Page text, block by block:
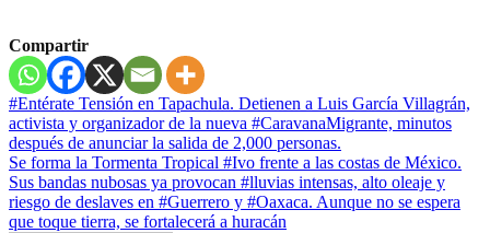
Compartir
Navegación
de
entradas
#Entérate Tensión en Tapachula. Detienen a Luis García Villagrán,
activista y organizador de la nueva #CaravanaMigrante, minutos
después de anunciar la salida de 2,000 personas.
Se forma la Tormenta Tropical #Ivo frente a las costas de México.
Sus bandas nubosas ya provocan #lluvias intensas, alto oleaje y
riesgo de deslaves en #Guerrero y #Oaxaca. Aunque no se espera
que toque tierra, se fortalecerá a huracán